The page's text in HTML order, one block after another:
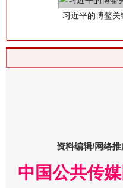
资料编辑/网络推
中国公共传